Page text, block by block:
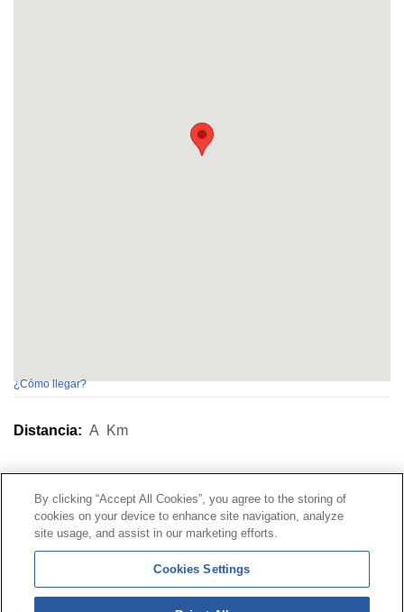
¿Cómo llegar?
Distancia: A Km
Línea Universal 900 203 203|Zona Privada Comisión de
Prestaciones Especiales|Zona Privada Proveedor
Sanitario
© Mutua Universal 2026 | Mapa del sitio | Aviso legal
By clicking “Accept All Cookies”, you agree to the storing of
cookies on your device to enhance site navigation, analyze
site usage, and assist in our marketing efforts.
Cookies Settings